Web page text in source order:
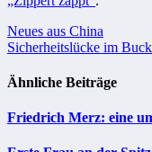
Neues aus China
Sicherheitslücke im
Ähnliche Beiträge
Friedrich Merz: eine